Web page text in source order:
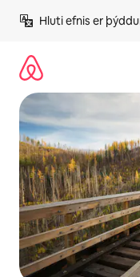
beint
Hluti efnis er